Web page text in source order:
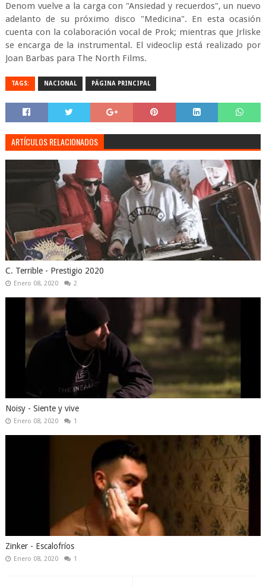
Denom vuelve a la carga con "Ansiedad y recuerdos", un nuevo
adelanto de su próximo disco "Medicina". En esta ocasión
cuenta con la colaboración vocal de Prok; mientras que Jrliske
se encarga de la instrumental. El videoclip está realizado por
Joan Barbas para The North Films.
TAGS: NACIONAL PÁGINA PRINCIPAL
ARTÍCULOS RELACIONADOS
C. Terrible - Prestigio 2020
Enero 08, 2020 2
Noisy - Siente y vive
Enero 08, 2020 1
Zinker - Escalofríos
Enero 08, 2020 1